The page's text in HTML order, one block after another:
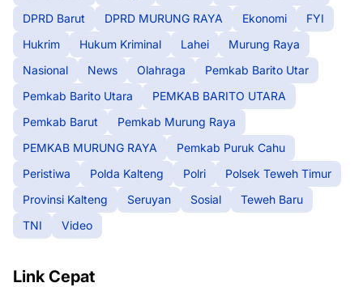
DPRD Barut
DPRD MURUNG RAYA Ekonomi
FYI
Hukrim
Hukum Kriminal Lahei
Murung Raya
Nasional
News Olahraga
Pemkab Barito Utar
Pemkab Barito Utara
PEMKAB BARITO UTARA
Pemkab Barut
Pemkab Murung Raya
PEMKAB MURUNG RAYA
Pemkab Puruk Cahu
Peristiwa
Polda Kalteng Polri
Polsek Teweh Timur
Provinsi Kalteng
Seruyan Sosial
Teweh Baru
TNI
Video
Link Cepat